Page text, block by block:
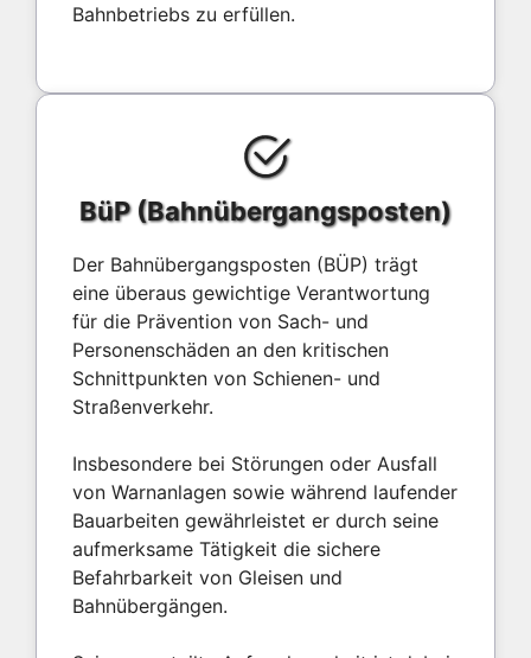
Bahnbetriebs zu erfüllen.
BüP (Bahnübergangsposten)
Der Bahnübergangsposten (BÜP) trägt
eine überaus gewichtige Verantwortung
für die Prävention von Sach- und
Personenschäden an den kritischen
Schnittpunkten von Schienen- und
Straßenverkehr.
Insbesondere bei Störungen oder Ausfall
von Warnanlagen sowie während laufender
Bauarbeiten gewährleistet er durch seine
aufmerksame Tätigkeit die sichere
Befahrbarkeit von Gleisen und
Bahnübergängen.